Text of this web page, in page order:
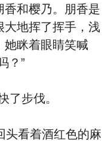
和樱乃。朋香是
地挥了挥手，浅
她眯着眼睛笑喊
？”
步伐。
看着酒红色的麻